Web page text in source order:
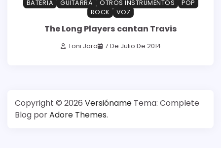
BATERÍA GUITARRA OTROS INSTRUMENTOS
POP
ROCK
VOZ
The Long Players cantan Travis
Toni Jara 7 De Julio De 2014
Copyright © 2026 Versióname Tema: Complete
Blog porAdore Themes.